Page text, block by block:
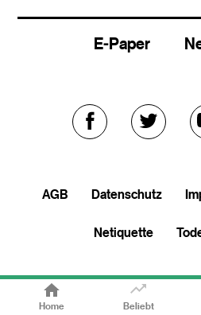
E-Paper
Externer Externer
AGB Datenschutz
Netiquette
Home Beliebt